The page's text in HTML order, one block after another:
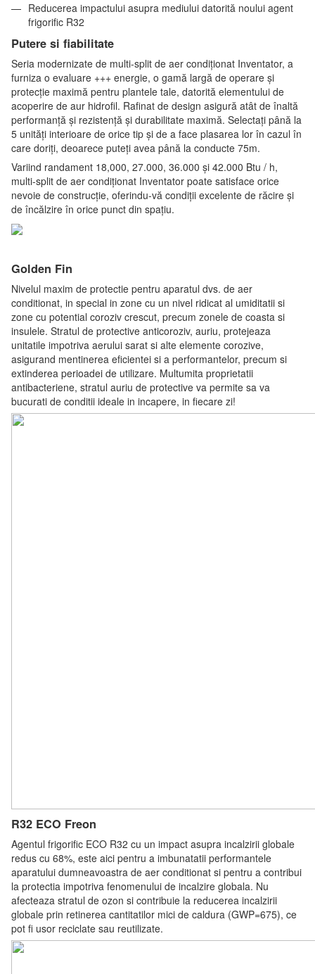
Reducerea impactului asupra mediului datorită noului agent
frigorific R32
Putere si fiabilitate
Seria modernizate de multi-split de aer condiționat Inventator, a
furniza o evaluare +++ energie, o gamă largă de operare și
protecție maximă pentru plantele tale, datorită elementului de
acoperire de aur hidrofil. Rafinat de design asigură atât de înaltă
performanță și rezistență și durabilitate maximă. Selectați până la
5 unități interioare de orice tip și de a face plasarea lor în cazul în
care doriți, deoarece puteți avea până la conducte 75m.
Variind randament 18,000, 27.000, 36.000 și 42.000 Btu / h,
multi-split de aer condiționat Inventator poate satisface orice
nevoie de construcție, oferindu-vă condiții excelente de răcire și
de încălzire în orice punct din spațiu.
Golden Fin
Nivelul maxim de protectie pentru aparatul dvs. de aer
conditionat, in special in zone cu un nivel ridicat al umiditatii si
zone cu potential coroziv crescut, precum zonele de coasta si
insulele. Stratul de protective anticoroziv, auriu, protejeaza
unitatile impotriva aerului sarat si alte elemente corozive,
asigurand mentinerea eficientei si a performantelor, precum si
extinderea perioadei de utilizare. Multumita proprietatii
antibacteriene, stratul auriu de protective va permite sa va
bucurati de conditii ideale in incapere, in fiecare zi!
R32 ECO Freon
Agentul frigorific ECO R32 cu un impact asupra incalzirii globale
redus cu 68%, este aici pentru a imbunatatii performantele
aparatului dumneavoastra de aer conditionat si pentru a contribui
la protectia impotriva fenomenului de incalzire globala. Nu
afecteaza stratul de ozon si contribuie la reducerea incalzirii
globale prin retinerea cantitatilor mici de caldura (GWP=675), ce
pot fi usor reciclate sau reutilizate.